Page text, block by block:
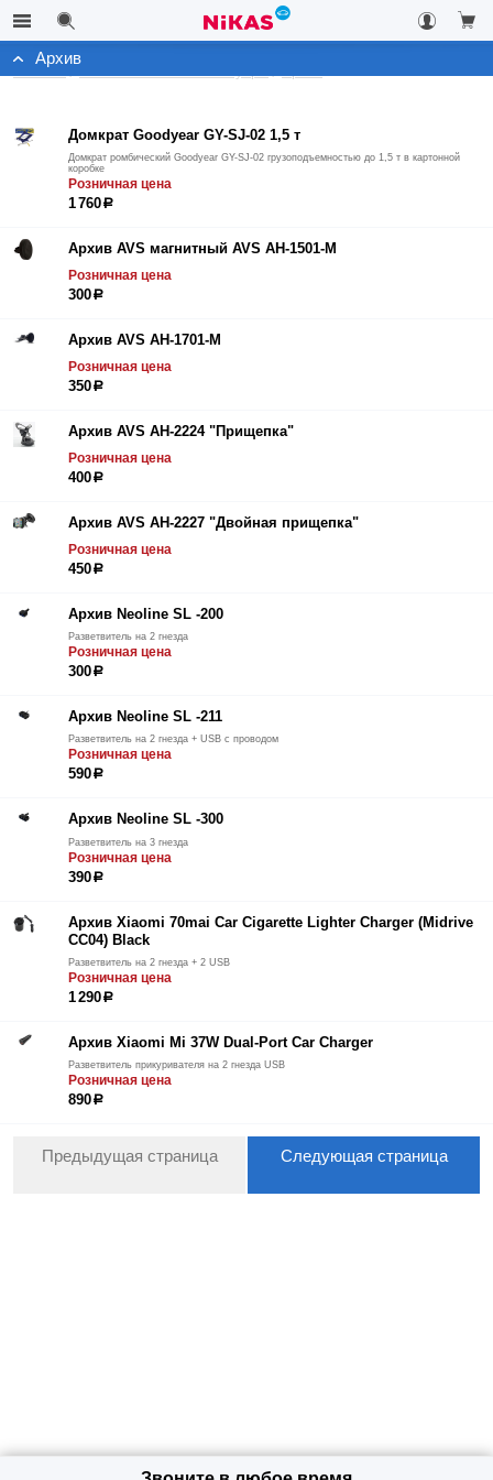
Каталог
Архив
Домкрат Goodyear GY-SJ-02 1,5 т
Домкрат ромбический Goodyear GY-SJ-02 грузоподъемностью до 1,5 т в картонной
коробке
Розничная цена
1 760р
Архив AVS магнитный AVS AH-1501-M
Розничная цена
300р
Архив AVS AH-1701-М
Розничная цена
350р
Архив AVS AH-2224 "Прищепка"
Розничная цена
400р
Архив AVS AH-2227 "Двойная прищепка"
Розничная цена
450р
Архив Neoline SL -200
Разветвитель на 2 гнезда
Розничная цена
300р
Архив Neoline SL -211
Разветвитель на 2 гнезда + USB с проводом
Розничная цена
590р
Архив Neoline SL -300
Разветвитель на 3 гнезда
Розничная цена
390р
Архив Xiaomi 70mai Car Cigarette Lighter Charger (Midrive
CC04) Black
Разветвитель на 2 гнезда + 2 USB
Розничная цена
1 290р
Архив Xiaomi Mi 37W Dual-Port Car Charger
Разветвитель прикуривателя на 2 гнезда USB
Розничная цена
890р
Предыдущая страница Следующая страница